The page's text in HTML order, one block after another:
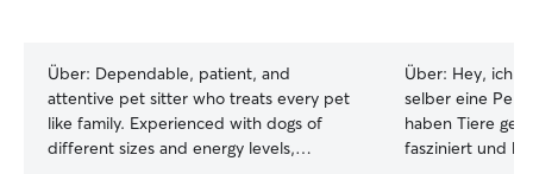
Über: Dependable, patient, and
attentive pet sitter who treats every pet
like family. Experienced with dogs of
different sizes and energy levels,
Über: Hey, ich
selber eine
haben Tiere
fasziniert und